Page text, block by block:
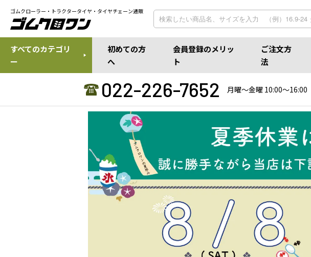
ゴムクローラー・トラクタータイヤ・タイヤチェーン通販
すべてのカテゴリ
ー
初めての方
へ
会員登録のメリッ
ト
ご注文方
法
022-226-7652 月曜〜金曜 10:00〜16:00